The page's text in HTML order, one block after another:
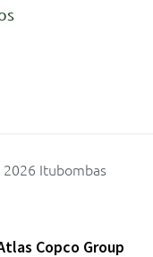
Itubombas
Copco Group